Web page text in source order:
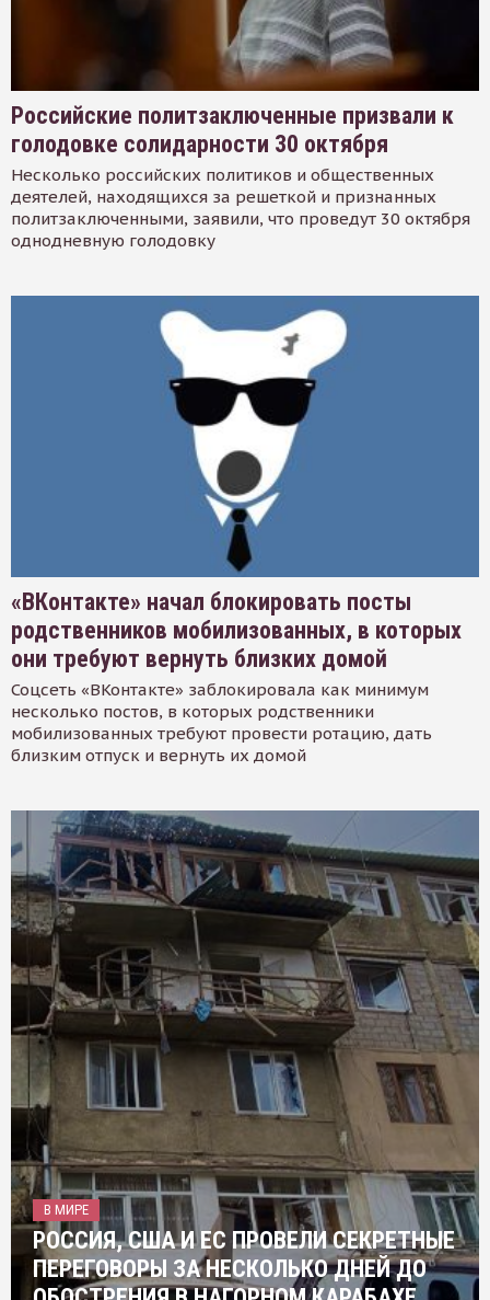
Российские политзаключенные призвали к
голодовке солидарности 30 октября
Несколько российских политиков и общественных
деятелей, находящихся за решеткой и признанных
политзаключенными, заявили, что проведут 30 октября
однодневную голодовку
«ВКонтакте» начал блокировать посты
родственников мобилизованных, в которых
они требуют вернуть близких домой
Соцсеть «ВКонтакте» заблокировала как минимум
несколько постов, в которых родственники
мобилизованных требуют провести ротацию, дать
близким отпуск и вернуть их домой
В МИРЕ
РОССИЯ, США И ЕС ПРОВЕЛИ СЕКРЕТНЫЕ
ПЕРЕГОВОРЫ ЗА НЕСКОЛЬКО ДНЕЙ ДО